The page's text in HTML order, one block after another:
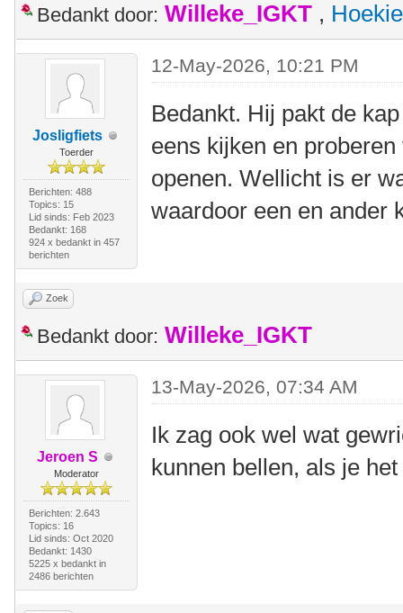
Bedankt door: Willeke_IGKT , Hoekie
Josligfiets
Toerder
Berichten: 488
Topics: 15
Lid sinds: Feb 2023
Bedankt: 168
924 x bedankt in 457
berichten
12-May-2026, 10:21 PM
Bedankt. Hij pakt de
eens kijken en
openen. Wellicht is er
waardoor een en ander
Zoek
Bedankt door: Willeke_IGKT
Jeroen S
Moderator
Berichten: 2.643
Topics: 16
Lid sinds: Oct 2020
Bedankt: 1430
5225 x bedankt in
2486 berichten
13-May-2026, 07:34 AM
Ik zag ook wel wat
kunnen bellen, als je